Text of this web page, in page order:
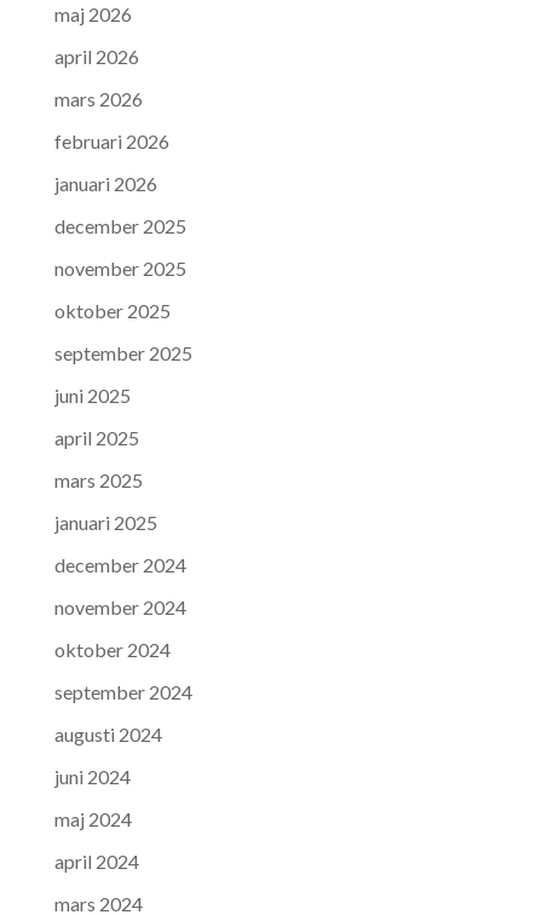
maj 2026
april 2026
mars 2026
februari 2026
januari 2026
december 2025
november 2025
oktober 2025
september 2025
juni 2025
april 2025
mars 2025
januari 2025
december 2024
november 2024
oktober 2024
september 2024
augusti 2024
juni 2024
maj 2024
april 2024
mars 2024